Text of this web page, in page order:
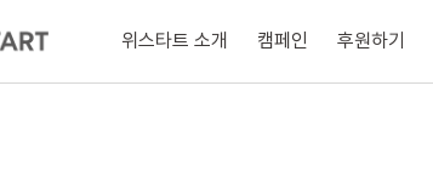
위스타트 소개 캠페인 후원하기